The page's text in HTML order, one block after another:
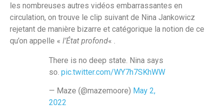
les nombreuses autres vidéos embarrassantes en
circulation, on trouve le clip suivant de Nina Jankowicz
rejetant de manière bizarre et catégorique la notion de ce
qu’on appelle « l’État profond« .
There is no deep state. Nina says
so. pic.twitter.com/WY7h7SKhWW
— Maze (@mazemoore) May 2,
2022